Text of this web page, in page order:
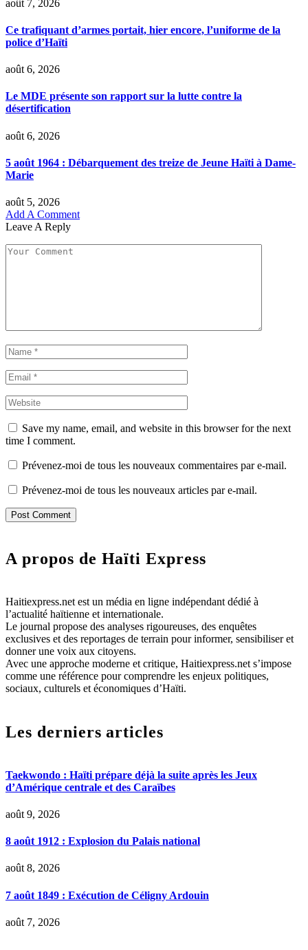
août 7, 2026
Ce trafiquant d’armes portait, hier encore, l’uniforme de la
police d’Haïti
août 6, 2026
Le MDE présente son rapport sur la lutte contre la
désertification
août 6, 2026
5 août 1964 : Débarquement des treize de Jeune Haïti à Dame-
Marie
août 5, 2026
Add A Comment
Leave A Reply
Save my name, email, and website in this browser for the next
time I comment.
Prévenez-moi de tous les nouveaux commentaires par e-mail.
Prévenez-moi de tous les nouveaux articles par e-mail.
A propos de Haïti Express
Haitiexpress.net est un média en ligne indépendant dédié à
l’actualité haïtienne et internationale.
Le journal propose des analyses rigoureuses, des enquêtes
exclusives et des reportages de terrain pour informer, sensibiliser et
donner une voix aux citoyens.
Avec une approche moderne et critique, Haitiexpress.net s’impose
comme une référence pour comprendre les enjeux politiques,
sociaux, culturels et économiques d’Haïti.
Les derniers articles
Taekwondo : Haïti prépare déjà la suite après les Jeux
d’Amérique centrale et des Caraïbes
août 9, 2026
8 août 1912 : Explosion du Palais national
août 8, 2026
7 août 1849 : Exécution de Céligny Ardouin
août 7, 2026